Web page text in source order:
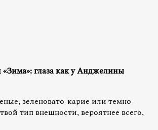
глаза как у Анджелины
зеленовато-карие или темно-
тип внешности, вероятнее всего,